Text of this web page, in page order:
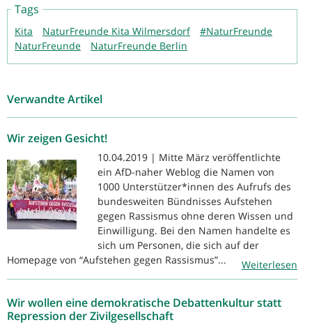
Tags
Kita NaturFreunde Kita Wilmersdorf
#NaturFreunde
NaturFreunde
NaturFreunde Berlin
Verwandte Artikel
Wir zeigen Gesicht!
10.04.2019 | Mitte März veröffentlichte
ein AfD-naher Weblog die Namen von
1000 Unterstützer*innen des Aufrufs des
bundesweiten Bündnisses Aufstehen
gegen Rassismus ohne deren Wissen und
Einwilligung. Bei den Namen handelte es
sich um Personen, die sich auf der
Homepage von “Aufstehen gegen Rassismus”...
Weiterlesen
Wir wollen eine demokratische Debattenkultur statt
Repression der Zivilgesellschaft